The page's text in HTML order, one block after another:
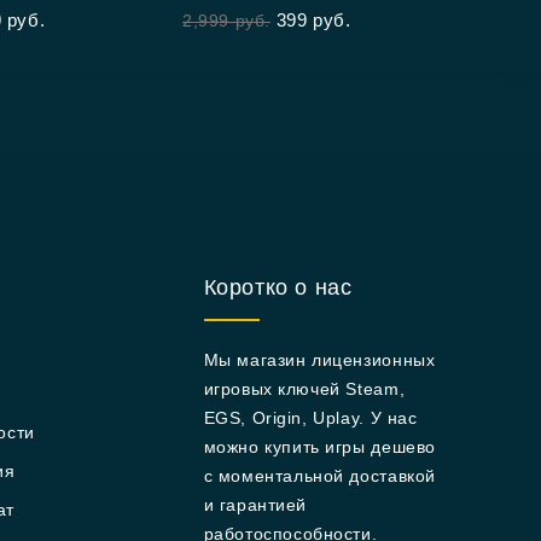
руб.
2,999руб. 399 руб.
Коротко о нас
Мы магазин лицензионных
игровых ключей Steam,
EGS, Origin, Uplay. У нас
можно купить игры дешево
с моментальной доставкой
и гарантией
работоспособности.